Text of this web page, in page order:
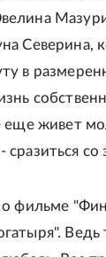
Северина,
в
еще живет
со
о фильме